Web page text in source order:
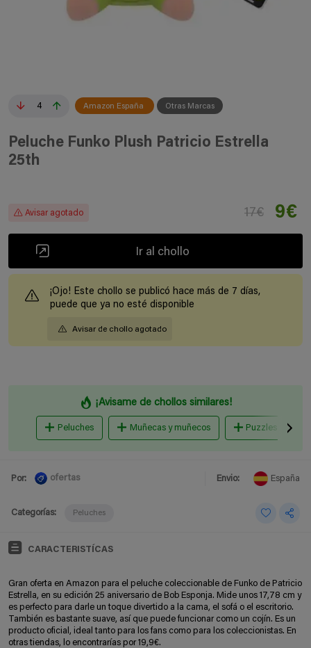
4 Amazon España Otras Marcas
Peluche Funko Plush Patricio Estrella
25th
Avisar agotado 17€ 9€
Ir al chollo
¡Ojo! Este chollo se publicó hace más de 7 días,
puede que ya no esté disponible
Avisar de chollo agotado
¡Avisame de chollos similares!
Peluches Muñecas y muñecos Puzzles y
Por: ofertas Envio: España
Categorías: Peluches
CARACTERISTÍCAS
Gran oferta en Amazon para el peluche coleccionable de Funko de Patricio
Estrella, en su edición 25 aniversario de Bob Esponja. Mide unos 17,78 cm y
es perfecto para darle un toque divertido a la cama, el sofá o el escritorio.
También es bastante suave, así que puede funcionar como un cojín. Es un
producto oficial, ideal tanto para los fans como para los coleccionistas. En
otras tiendas, lo encontrarías por 19,9€.